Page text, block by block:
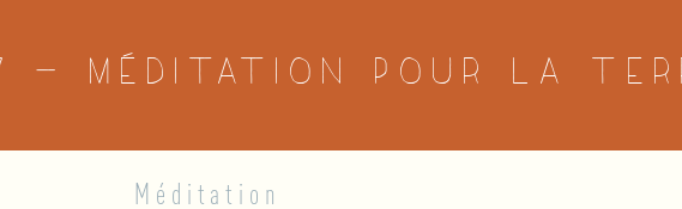
– Méditation pour la
Méditation